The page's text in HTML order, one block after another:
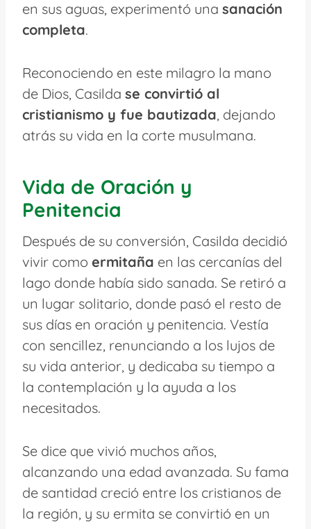
en sus aguas, experimentó una sanación
completa.
Reconociendo en este milagro la mano
de Dios, Casilda se convirtió al
cristianismo y fue bautizada, dejando
atrás su vida en la corte musulmana.
Vida de Oración y
Penitencia
Después de su conversión, Casilda decidió
vivir como ermitaña en las cercanías del
lago donde había sido sanada. Se retiró a
un lugar solitario, donde pasó el resto de
sus días en oración y penitencia. Vestía
con sencillez, renunciando a los lujos de
su vida anterior, y dedicaba su tiempo a
la contemplación y la ayuda a los
necesitados.
Se dice que vivió muchos años,
alcanzando una edad avanzada. Su fama
de santidad creció entre los cristianos de
la región, y su ermita se convirtió en un